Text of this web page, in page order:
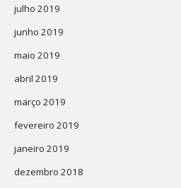
julho 2019
junho 2019
maio 2019
abril 2019
março 2019
fevereiro 2019
janeiro 2019
dezembro 2018